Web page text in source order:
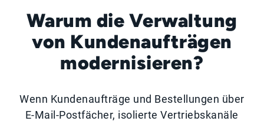
Warum die Verwaltung
von Kundenaufträgen
modernisieren?
Wenn Kundenaufträge und Bestellungen über
E-Mail-Postfächer, isolierte Vertriebskanäle